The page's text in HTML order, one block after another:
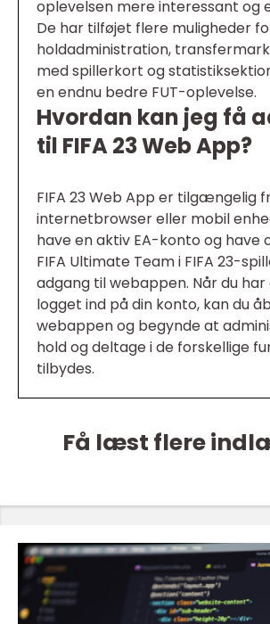
oplevelsen mere interessant og
De har tilføjet flere muligheder
holdadministration,
med spillerkort og
en endnu bedre FUT-oplevelse.
Hvordan kan jeg få
til FIFA 23 Web App?
FIFA 23 Web App er tilgængelig
internetbrowser eller mobil
have en aktiv EA-konto og
FIFA Ultimate Team i FIFA 23-
adgang til webappen. Når du
logget ind på din konto, kan du
webappen og begynde at
hold og deltage i de forskellige
tilbydes.
Få læst flere